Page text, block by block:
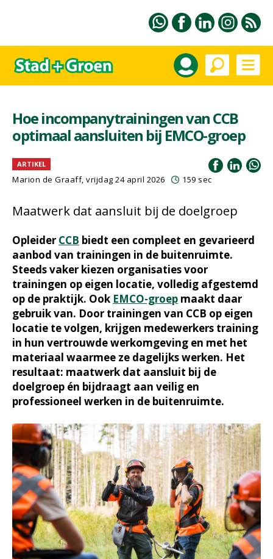
Hoe incompanytrainingen van CCB
optimaal aansluiten bij EMCO-groep
ARTIKEL
Marion de Graaff, vrijdag 24 april 2026 159 sec
Maatwerk dat aansluit bij de doelgroep
Opleider CCB biedt een compleet en gevarieerd
aanbod van trainingen in de buitenruimte.
Steeds vaker kiezen organisaties voor
trainingen op eigen locatie, volledig afgestemd
op de praktijk. Ook EMCO-groep maakt daar
gebruik van. Door trainingen van CCB op eigen
locatie te volgen, krijgen medewerkers training
in hun vertrouwde werkomgeving en met het
materiaal waarmee ze dagelijks werken. Het
resultaat: maatwerk dat aansluit bij de
doelgroep én bijdraagt aan veilig en
professioneel werken in de buitenruimte.